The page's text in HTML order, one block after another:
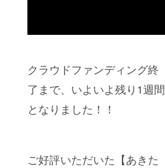
クラウドファンディング終
了まで、いよいよ残り1週間
となりました！！
ご好評いただいた【あきた